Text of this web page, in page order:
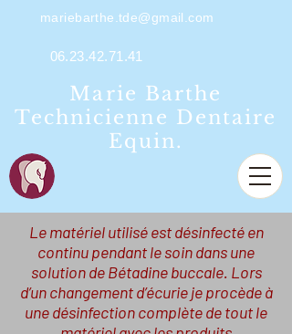
Marie Barthe
Technicienne Dentaire
Equin.
06.23.42.71.41
mariebarthe.tde@gmail.com
Le matériel utilisé est désinfecté en
continu pendant le soin dans une
solution de Bétadine buccale. Lors
d’un changement d’écurie je procède à
une désinfection complète de tout le